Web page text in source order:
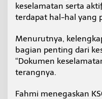
keselamatan serta
terdapat hal-hal yang
Menurutnya,
bagian penting dari
“Dokumen
terangnya.
Fahmi menegaskan